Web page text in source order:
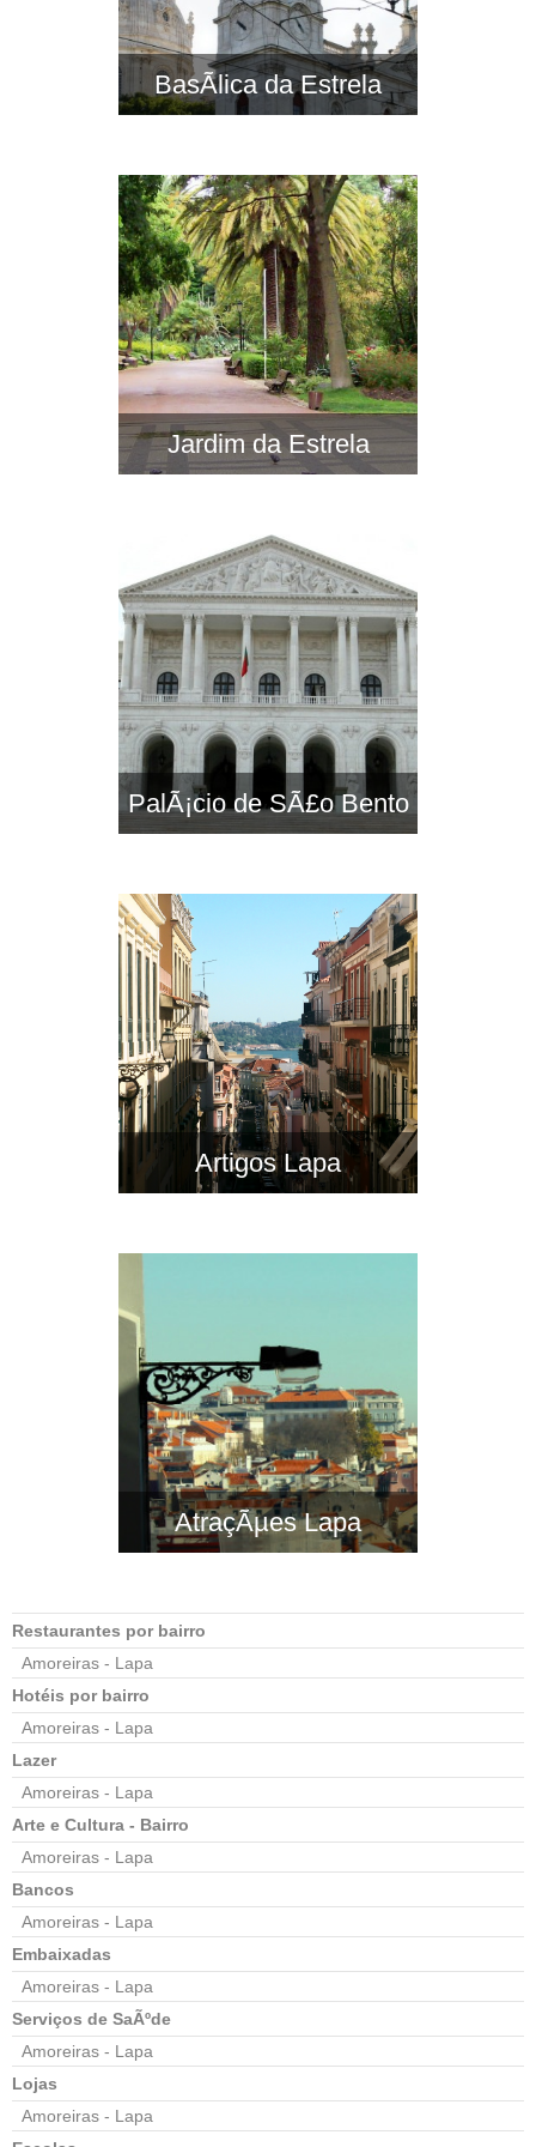
BasÃ­lica da Estrela
Jardim da Estrela
PalÃ¡cio de SÃ£o Bento
Artigos Lapa
AtraçÃµes Lapa
Restaurantes por bairro
Amoreiras - Lapa
Hotéis por bairro
Amoreiras - Lapa
Lazer
Amoreiras - Lapa
Arte e Cultura - Bairro
Amoreiras - Lapa
Bancos
Amoreiras - Lapa
Embaixadas
Amoreiras - Lapa
Serviços de SaÃºde
Amoreiras - Lapa
Lojas
Amoreiras - Lapa